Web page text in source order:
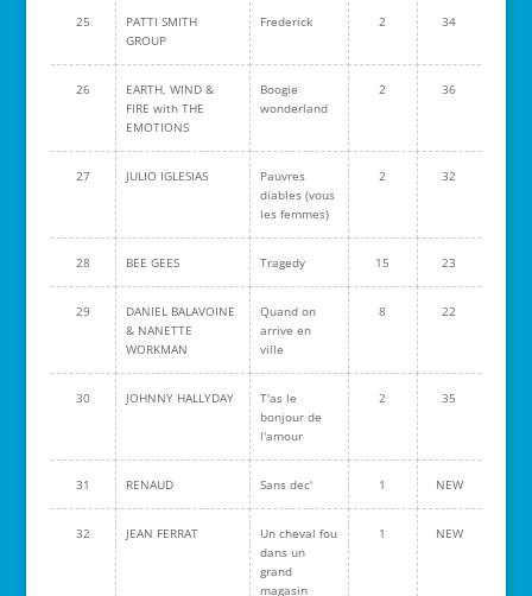
25
PATTI SMITH
GROUP
Frederick 2 34
26
EARTH, WIND &
FIRE with THE
EMOTIONS
Boogie
wonderland
2 36
27 JULIO IGLESIAS
Pauvres
diables (vous
les femmes)
2 32
28 BEE GEES Tragedy 15 23
29
DANIEL BALAVOINE
& NANETTE
WORKMAN
Quand on
arrive en
ville
8 22
30 JOHNNY HALLYDAY
T'as le
bonjour de
l'amour
2 35
31 RENAUD Sans dec' 1 NEW
32 JEAN FERRAT
Un cheval fou
dans un
grand
magasin
1 NEW